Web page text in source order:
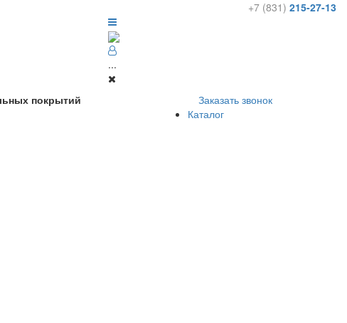
+7 (831) 215-27-13
покрытий
Заказать звонок
...
Каталог